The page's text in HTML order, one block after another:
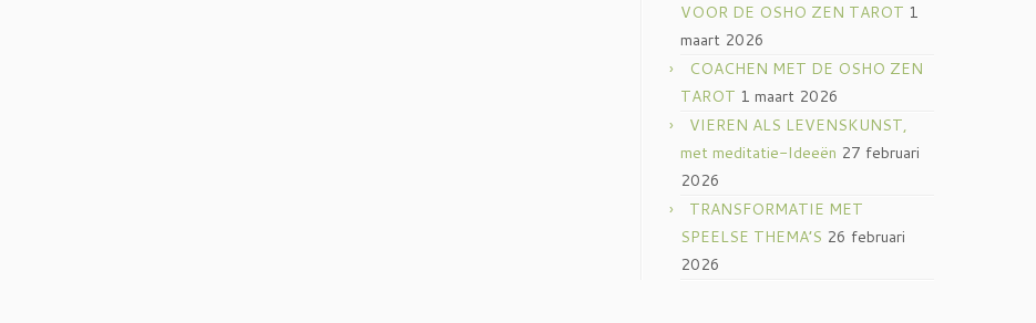
VOOR DE OSHO ZEN TAROT 1
maart 2026
COACHEN MET DE OSHO ZEN
TAROT 1 maart 2026
VIEREN ALS LEVENSKUNST,
met meditatie-Ideeën 27 februari
2026
TRANSFORMATIE MET
SPEELSE THEMA’S 26 februari
2026